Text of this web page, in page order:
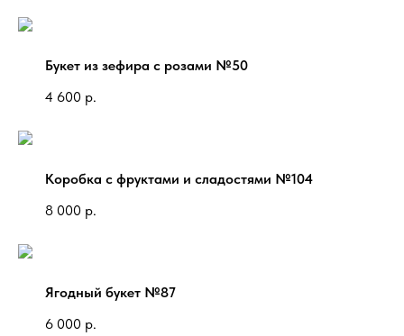
Букет из зефира с розами №50
4 600 р.
Коробка с фруктами и сладостями №104
8 000 р.
Ягодный букет №87
6 000 р.